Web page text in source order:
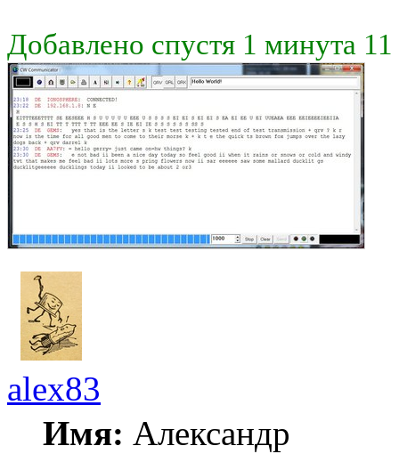
Добавлено спустя 1 минута
alex83
Имя: Александр